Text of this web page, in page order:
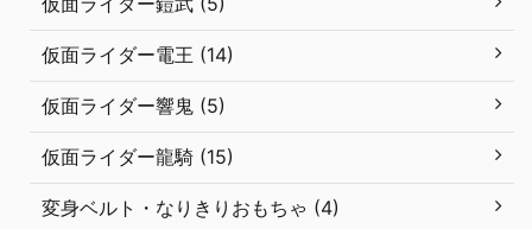
仮面ライダー電王 (14)
仮面ライダー響鬼 (5)
仮面ライダー龍騎 (15)
変身ベルト・なりきりおもちゃ (4)